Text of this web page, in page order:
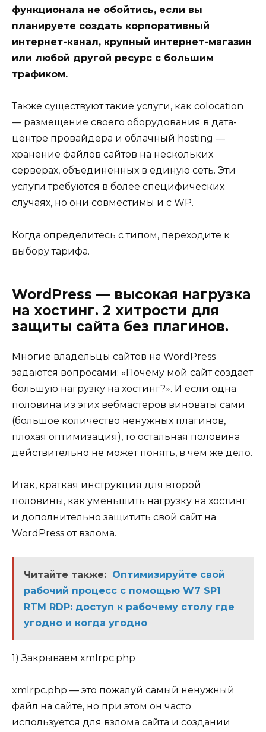
функционала не обойтись, если вы
планируете создать корпоративный
интернет-канал, крупный интернет-магазин
или любой другой ресурс с большим
трафиком.
Также существуют такие услуги, как colocation
— размещение своего оборудования в дата-
центре провайдера и облачный hosting —
хранение файлов сайтов на нескольких
серверах, объединенных в единую сеть. Эти
услуги требуются в более специфических
случаях, но они совместимы и с WP.
Когда определитесь с типом, переходите к
выбору тарифа.
WordPress — высокая нагрузка
на хостинг. 2 хитрости для
защиты сайта без плагинов.
Многие владельцы сайтов на WordPress
задаются вопросами: «Почему мой сайт создает
большую нагрузку на хостинг?». И если одна
половина из этих вебмастеров виноваты сами
(большое количество ненужных плагинов,
плохая оптимизация), то остальная половина
действительно не может понять, в чем же дело.
Итак, краткая инструкция для второй
половины, как уменьшить нагрузку на хостинг
и дополнительно защитить свой сайт на
WordPress от взлома.
Читайте также: Оптимизируйте свой
рабочий процесс с помощью W7 SP1
RTM RDP: доступ к рабочему столу где
угодно и когда угодно
1) Закрываем xmlrpc.php
xmlrpc.php — это пожалуй самый ненужный
файл на сайте, но при этом он часто
используется для взлома сайта и создании